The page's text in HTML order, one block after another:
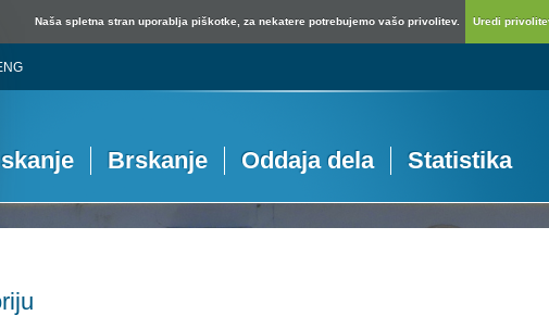
Naša spletna stran uporablja piškotke, za nekatere potrebujemo vašo privolitev. Uredi
Brskanje Oddaja dela Statistika